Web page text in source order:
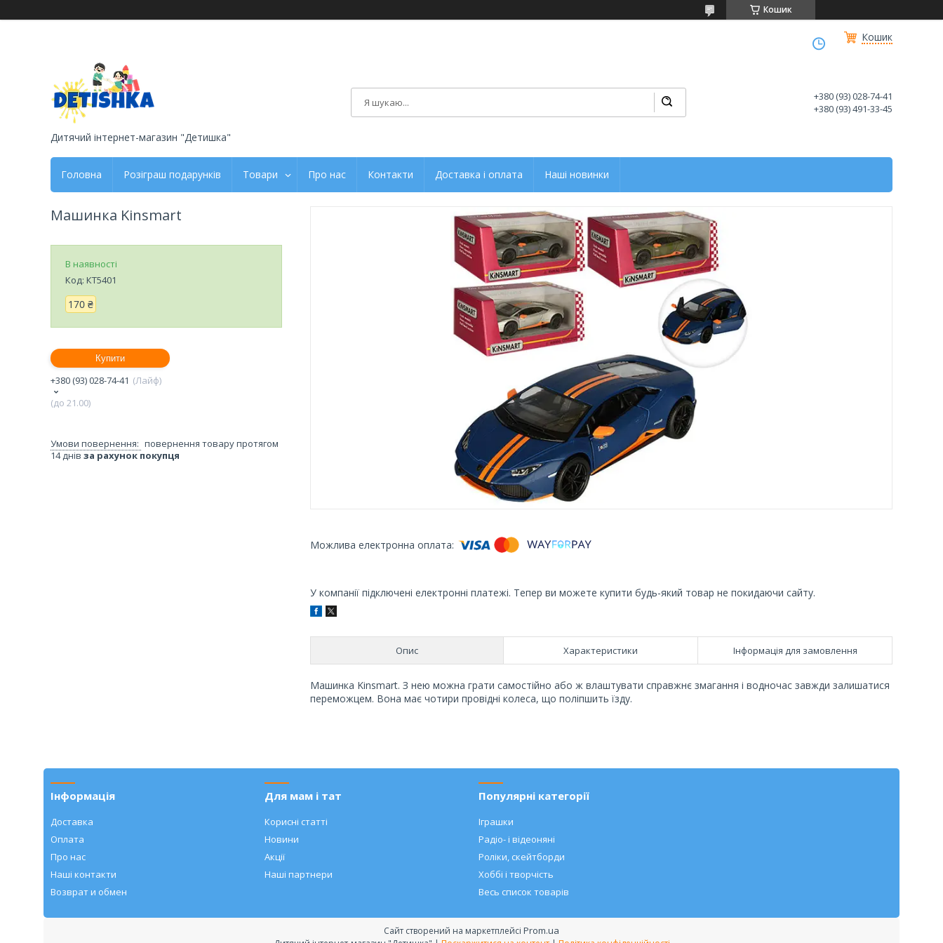
Кошик
Кошик
Дитячий інтернет-магазин "Детишка"
+380 (93) 028-74-41
+380 (93) 491-33-45
Головна Розіграш подарунків Товари Про нас Контакти Доставка і оплата Наші новинки
У компанії підключені електронні платежі. Тепер ви можете купити будь-який товар не покидаючи сайту.
Опис Характеристики Інформація для замовлення
Машинка Kinsmart. З нею можна грати самостійно або ж влаштувати справжнє змагання і водночас завжди залишатися
переможцем. Вона має чотири провідні колеса, що поліпшить їзду.
Машинка Kinsmart
В наявності
Код: КТ5401
170 ₴
Купити
+380 (93) 028-74-41
Лайф
(до 21.00)
повернення товару протягом
14 днів за рахунок покупця
Інформація
Доставка
Оплата
Про нас
Наші контакти
Возврат и обмен
Для мам і тат
Корисні статті
Новини
Акції
Наші партнери
Популярні категорії
Іграшки
Радіо- і відеоняні
Роліки, скейтборди
Хоббі і творчість
Весь список товарів
Сайт створений на маркетплейсі Prom.ua